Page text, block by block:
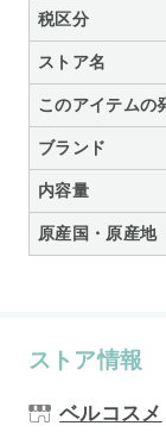
税区分
ストア名
このアイテムの
ブランド
内容量
原産国・原産地
ストア情報
ベルコスメ